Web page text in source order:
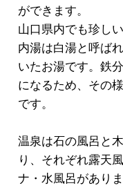
ができます。
山口県内でも珍し
内湯は白湯と呼ば
いたお湯です。鉄
になるため、その
です。
温泉は石の風呂と
り、それぞれ露天
ナ・水風呂があり